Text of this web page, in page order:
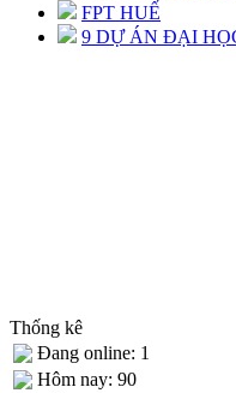
FPT HUẾ
9 DỰ ÁN ĐẠI
Thống kê
Đang online: 1
Hôm nay: 90